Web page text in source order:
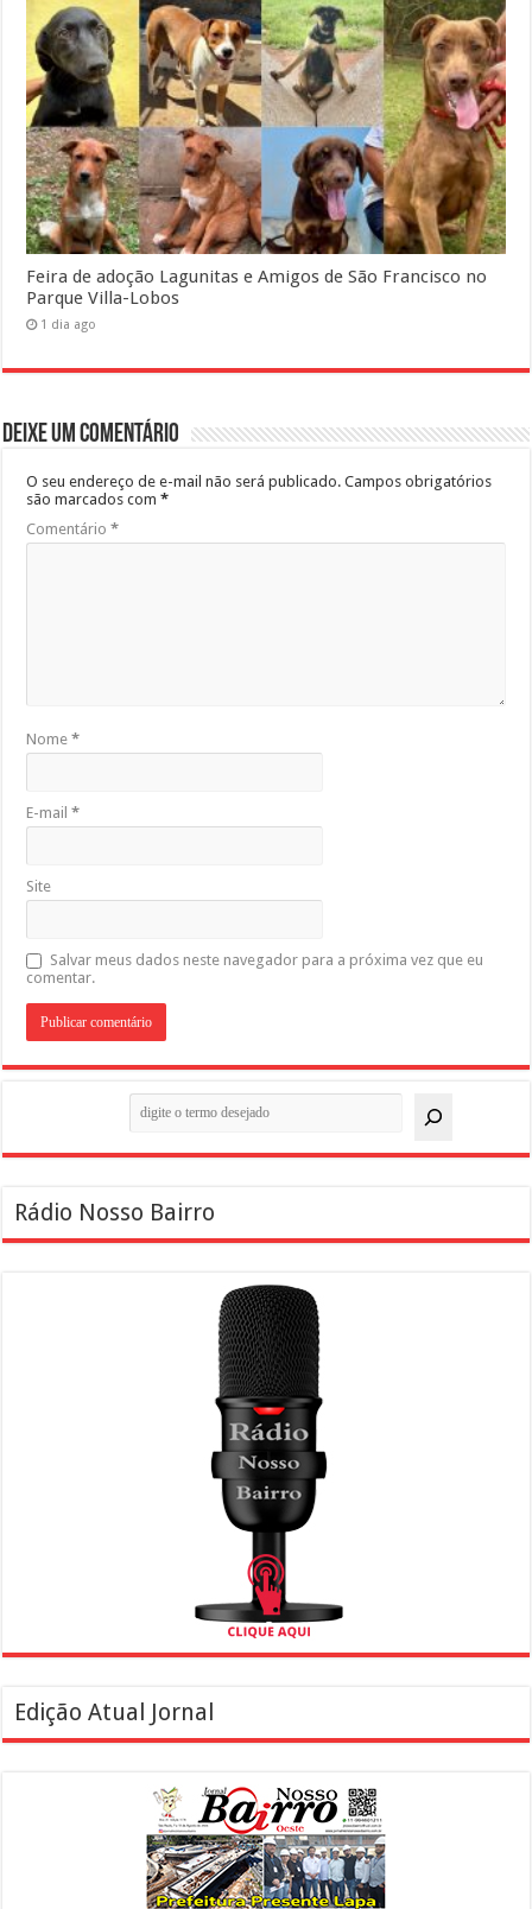
Feira de adoção Lagunitas e Amigos de São Francisco no
Parque Villa-Lobos
1 dia ago
Deixe um comentário
O seu endereço de e-mail não será publicado. Campos obrigatórios
são marcados com*
Comentário*
Nome*
E-mail*
Site
Salvar meus dados neste navegador para a próxima vez que eu
comentar.
Rádio Nosso Bairro
Edição Atual Jornal